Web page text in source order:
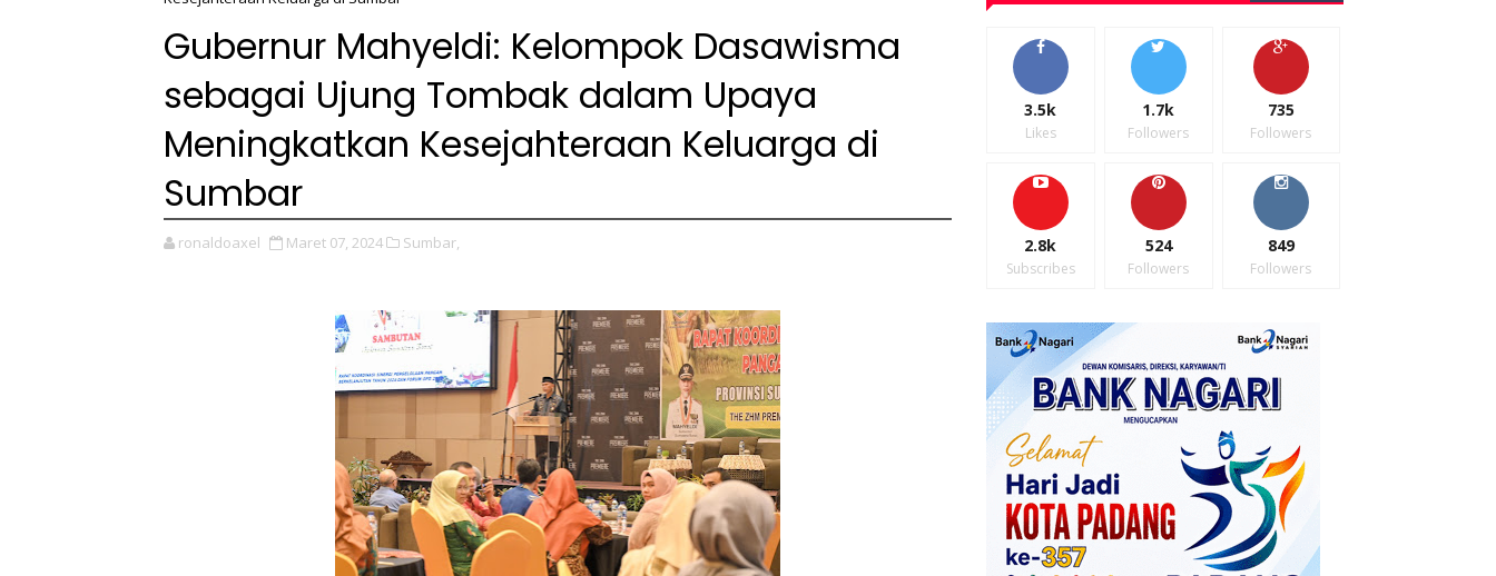
Gubernur Mahyeldi: Kelompok Dasawisma
sebagai Ujung Tombak dalam Upaya
Meningkatkan Kesejahteraan Keluarga di
Sumbar
ronaldoaxel Maret 07, 2024 Sumbar,
3.5k
Likes
1.7k
Followers
735
Followers
2.8k
Subscribes
524
Followers
849
Followers